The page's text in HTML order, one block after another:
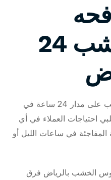
سوس الخشب 24
تعد خدمات مكافحة سوس الخشب على مدار 24 ساعة في
احتياجات العملاء في أي
في ساعات الليل أو
الخشب بالرياض فرق